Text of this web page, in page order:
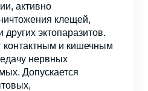
активно
клещей,
эктопаразитов.
контактным и кишечным
нервных
Допускается